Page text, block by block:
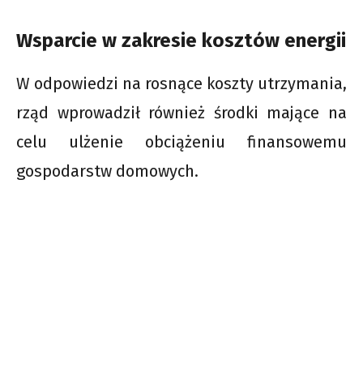
Wsparcie w zakresie kosztów energii
W odpowiedzi na rosnące koszty utrzymania,
rząd wprowadził również środki mające na
celu ulżenie obciążeniu finansowemu
gospodarstw domowych.